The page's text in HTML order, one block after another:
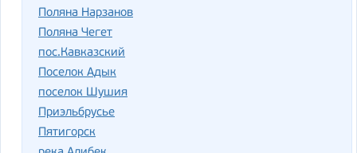
Поляна Нарзанов
Поляна Чегет
пос.Кавказский
Поселок Адык
поселок Шушия
Приэльбрусье
Пятигорск